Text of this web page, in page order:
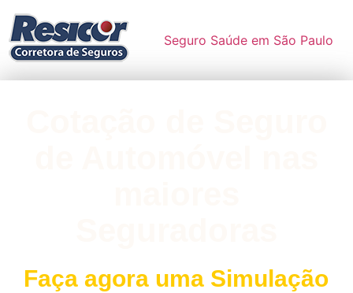
Seguro Saúde em São Paulo
Faça agora uma Simulação